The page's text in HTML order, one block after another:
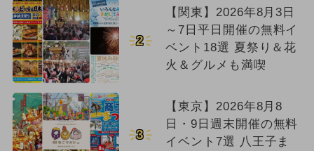
2
【関東】2026年8月3日
～7日平日開催の無料イ
ベント18選 夏祭り＆花
火＆グルメも満喫
3
【東京】2026年8月8
日・9日週末開催の無料
イベント7選 八王子ま